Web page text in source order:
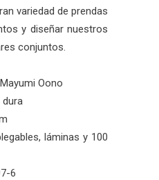
variedad de prendas
y diseñar nuestros
conjuntos.
Oono
dura
láminas y 100
6